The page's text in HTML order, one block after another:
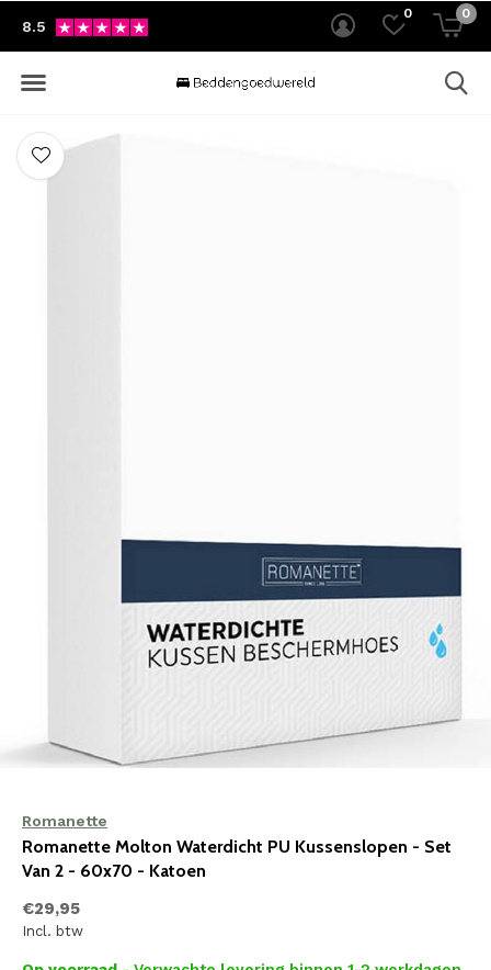
0 0
8.5
Romanette
Romanette Molton Waterdicht PU Kussenslopen - Set
Van 2 - 60x70 - Katoen
€29,95
Incl. btw